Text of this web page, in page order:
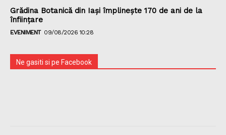
Grădina Botanică din Iaşi împlineşte 170 de ani de la
înfiinţare
EVENIMENT 09/08/2026 10:28
Ne gasiti si pe Facebook